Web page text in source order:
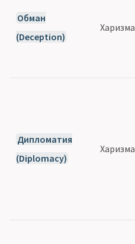
Обман
(Deception)
Харизма
Дипломатия
(Diplomacy)
Харизма